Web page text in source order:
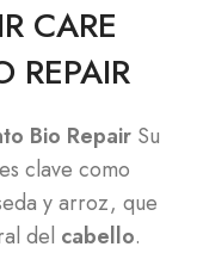
CARE
REPAIR
Bio Repair Su
clave como
y arroz, que
del cabello.